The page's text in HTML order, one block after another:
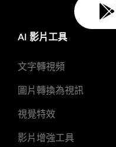
AI 影片工具
文字轉視頻
圖片轉換為視訊
視覺特效
影片增強工具